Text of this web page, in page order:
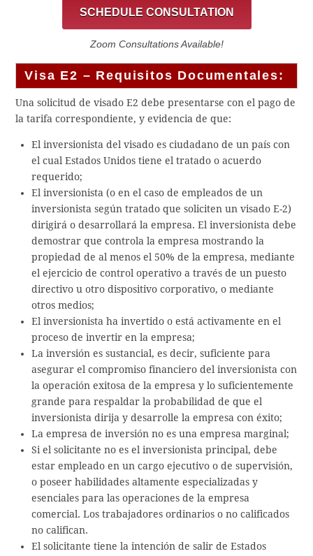
SCHEDULE CONSULTATION
Zoom Consultations Available!
Visa E2 – Requisitos Documentales:
Una solicitud de visado E2 debe presentarse con el pago de
la tarifa correspondiente, y evidencia de que:
El inversionista del visado es ciudadano de un país con
el cual Estados Unidos tiene el tratado o acuerdo
requerido;
El inversionista (o en el caso de empleados de un
inversionista según tratado que soliciten un visado E-2)
dirigirá o desarrollará la empresa. El inversionista debe
demostrar que controla la empresa mostrando la
propiedad de al menos el 50% de la empresa, mediante
el ejercicio de control operativo a través de un puesto
directivo u otro dispositivo corporativo, o mediante
otros medios;
El inversionista ha invertido o está activamente en el
proceso de invertir en la empresa;
La inversión es sustancial, es decir, suficiente para
asegurar el compromiso financiero del inversionista con
la operación exitosa de la empresa y lo suficientemente
grande para respaldar la probabilidad de que el
inversionista dirija y desarrolle la empresa con éxito;
La empresa de inversión no es una empresa marginal;
Si el solicitante no es el inversionista principal, debe
estar empleado en un cargo ejecutivo o de supervisión,
o poseer habilidades altamente especializadas y
esenciales para las operaciones de la empresa
comercial. Los trabajadores ordinarios o no calificados
no califican.
El solicitante tiene la intención de salir de Estados